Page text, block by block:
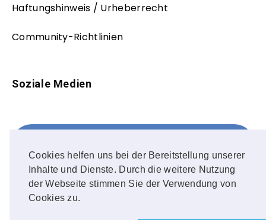
Cookies helfen uns bei der Bereitstellung unserer
Inhalte und Dienste. Durch die weitere Nutzung
der Webseite stimmen Sie der Verwendung von
Cookies zu.
Haftungshinweis / Urheberrecht
Community-Richtlinien
Soziale Medien
FOLLOW ME!
Instagram
OUR PHOTOS!